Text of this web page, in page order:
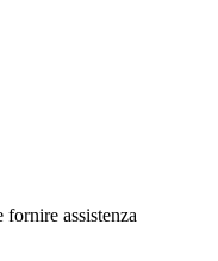
assistenza